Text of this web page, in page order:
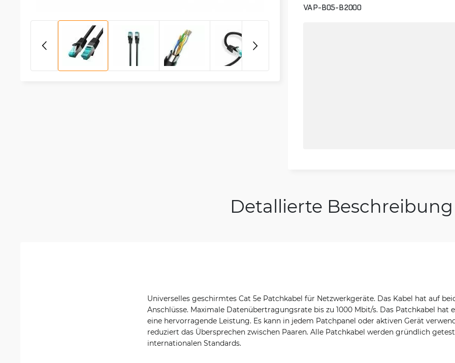
VAP-B05-B2000
Detallierte Beschreibung
Universelles geschirmtes Cat 5e Patchkabel für Netzwerkgeräte. Das Kabel hat auf
Anschlüsse. Maximale Datenübertragungsrate bis zu 1000 Mbit/s. Das Patchkabel hat
eine hervorragende Leistung. Es kann in jedem Patchpanel oder aktiven Gerät
reduziert das Übersprechen zwischen Paaren. Alle Patchkabel werden gründlich
internationalen Standards.